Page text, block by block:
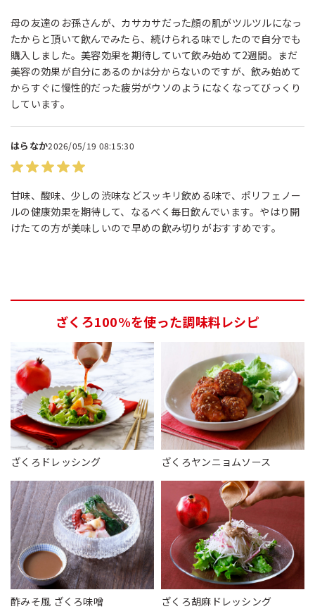
母の友達のお孫さんが、カサカサだった顔の肌がツルツルになっ
たからと頂いて飲んでみたら、続けられる味でしたので自分でも
購入しました。美容効果を期待していて飲み始めて2週間。まだ
美容の効果が自分にあるのかは分からないのですが、飲み始めて
からすぐに慢性的だった疲労がウソのようになくなってびっくり
しています。
はらなか2026/05/19 08:15:30
甘味、酸味、少しの渋味などスッキリ飲める味で、ポリフェノー
ルの健康効果を期待して、なるべく毎日飲んでいます。やはり開
けたての方が美味しいので早めの飲み切りがおすすめです。
ざくろ100%を使った調味料レシピ
ざくろドレッシング ざくろヤンニョムソース
酢みそ風 ざくろ味噌 ざくろ胡麻ドレッシング